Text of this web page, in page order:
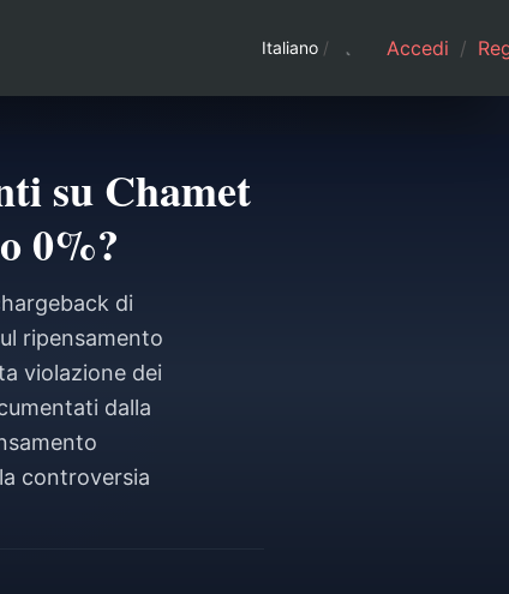
Italiano / Accedi /
su Chamet
0%?
di
ripensamento
violazione dei
dalla
controversia